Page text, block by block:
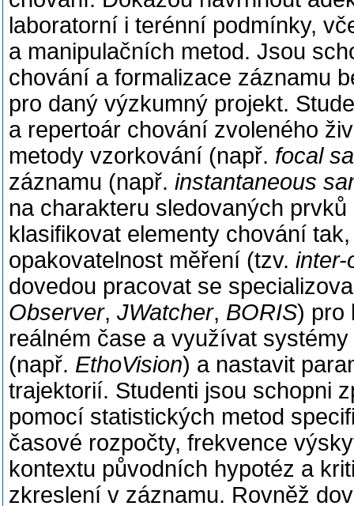
laboratorní i terénní podmínky,
a manipulačních metod. Jsou
chování a formalizace záznamu
pro daný výzkumný projekt.
a repertoár chování zvoleného
metody vzorkování (např. focal
záznamu (např. instantaneous
na charakteru sledovaných
klasifikovat elementy chování
opakovatelnost měření (tzv. inter-
dovedou pracovat se
Observer, JWatcher, BORIS) pro
reálném čase a využívat
(např. EthoVision) a nastavit
trajektorií. Studenti jsou schopni
pomocí statistických metod
časové rozpočty, frekvence
kontextu původních hypotéz a
zkreslení v záznamu. Rovněž